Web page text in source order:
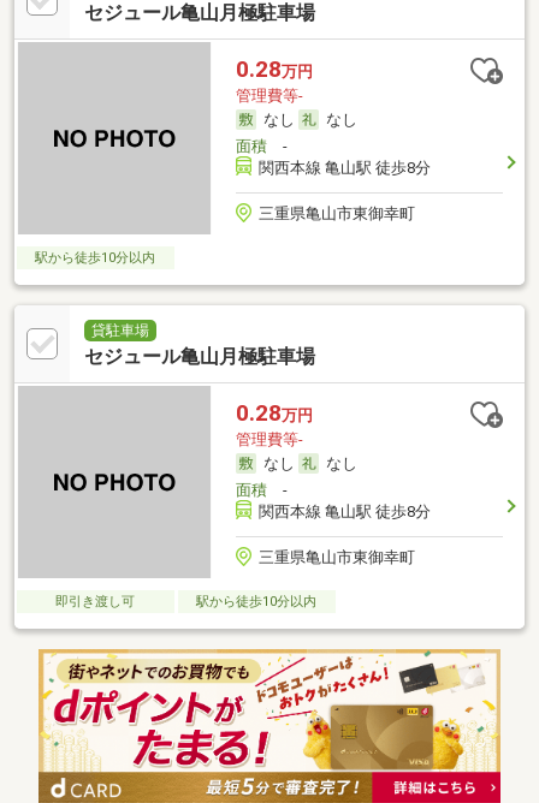
セジュール亀山月極駐車場
0.28万円
管理費等-
なし
なし
面積-
関西本線 亀山駅 徒歩8分
三重県亀山市東御幸町
駅から徒歩10分以内
貸駐車場
セジュール亀山月極駐車場
0.28万円
管理費等-
なし
なし
面積-
関西本線 亀山駅 徒歩8分
三重県亀山市東御幸町
即引き渡し可 駅から徒歩10分以内